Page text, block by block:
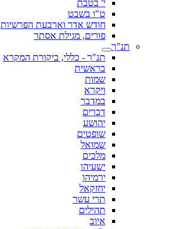
י' בטבת
ט"ו בשבט
חודש אדר וארבעת הפרשיות
פורים, מגילת אסתר
תנ"ך
תנ"ך - כללי, ביקורת המקרא
בראשית
שמות
ויקרא
במדבר
דברים
יהושע
שופטים
שמואל
מלכים
ישעיהו
ירמיהו
יחזקאל
תרי עשר
תהילים
איוב